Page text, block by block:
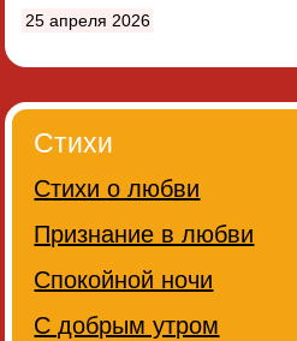
25 апреля 2026
Стихи
Стихи о любви
Признание в любви
Спокойной ночи
С добрым утром